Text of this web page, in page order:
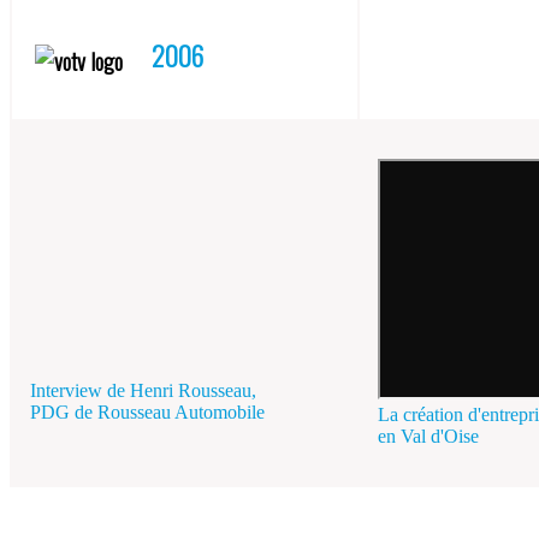
2006
Interview de Henri Rousseau,
PDG de Rousseau Automobile
La création
en Val d'Oise